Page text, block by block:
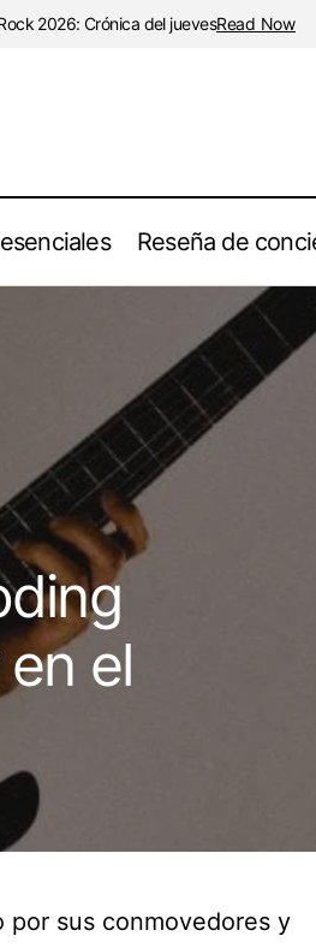
2026: Crónica del juevesRead Now
Reseña de
Soul»: Un Viaje Transformador en el
el
por sus conmovedores y